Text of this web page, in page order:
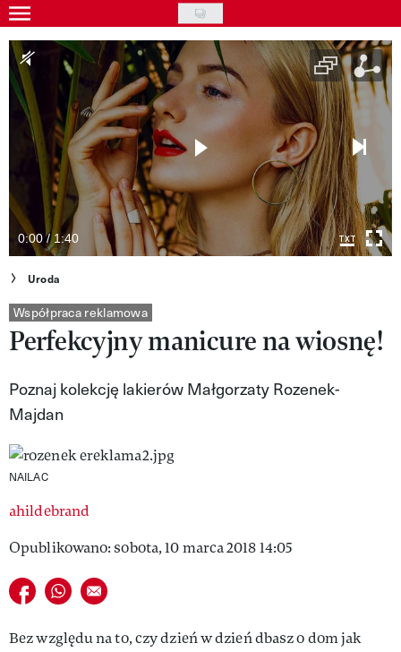
Skip
to
main
content
Gwiazdy
Ludzie
Moda
Uroda
Styl życia
Kultura
Wideo
Nasze akcje
VIVA!ART
VIVA!MODA
VIVA!LIFESTYLE
VIVA!MAN
0:00 / 1:40
Uroda
Współpraca reklamowa
Perfekcyjny manicure na wiosnę!
Poznaj kolekcję lakierów Małgorzaty Rozenek-
Majdan
NAILAC
ahildebrand
Opublikowano: sobota, 10 marca 2018 14:05
Udostępnij na facebook
Udostępnij na whatsapp
E-mail do przyjaciela
Bez względu na to, czy dzień w dzień dbasz o dom jak